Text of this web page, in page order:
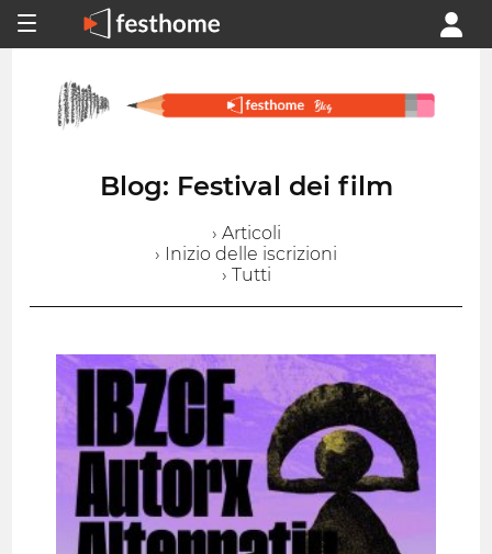
Blog: Festival dei film
› Articoli
› Inizio delle iscrizioni
› Tutti